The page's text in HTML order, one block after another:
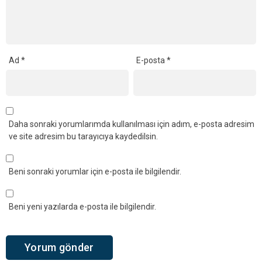
Ad * E-posta*
Daha sonraki yorumlarımda kullanılması için adım, e-posta adresim
ve site adresim bu tarayıcıya kaydedilsin.
Beni sonraki yorumlar için e-posta ile bilgilendir.
Beni yeni yazılarda e-posta ile bilgilendir.